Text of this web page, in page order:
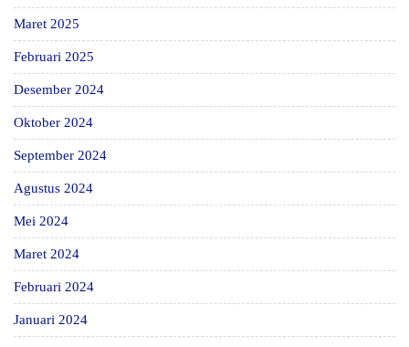
Maret 2025
Februari 2025
Desember 2024
Oktober 2024
September 2024
Agustus 2024
Mei 2024
Maret 2024
Februari 2024
Januari 2024